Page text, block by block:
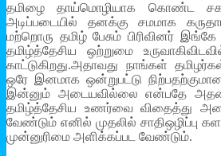
தமிழை தாய்மொழியாக கொண்ட சக
அடிப்படையில் தனக்கு சமமாக
மற்றொரு தமிழ் பேசும் பிரிவினர்
தமிழ்த்தேசிய ஒற்றுமை
காட்டுகிறது.அதாவது நாங்கள்
ஒரே இனமாக ஒன்றுபட்டு
இன்னும் அடையவில்லை என்பதே அதன்
தமிழ்த்தேசிய உணர்வை விதைத்து
வேண்டும் எனில் முதலில் சாதிஒழிப்பு
முன்னுரிமை அளிக்கப்பட வேண்டும்.